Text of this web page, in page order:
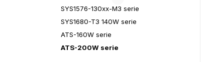
SYS1576-130xx-M3 sеrie
SYS1680-T3 140W serie
ATS-160W serie
ATS-200W serie